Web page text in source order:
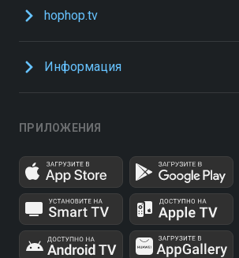
hophop.tv
Информация
ПРИЛОЖЕНИЯ